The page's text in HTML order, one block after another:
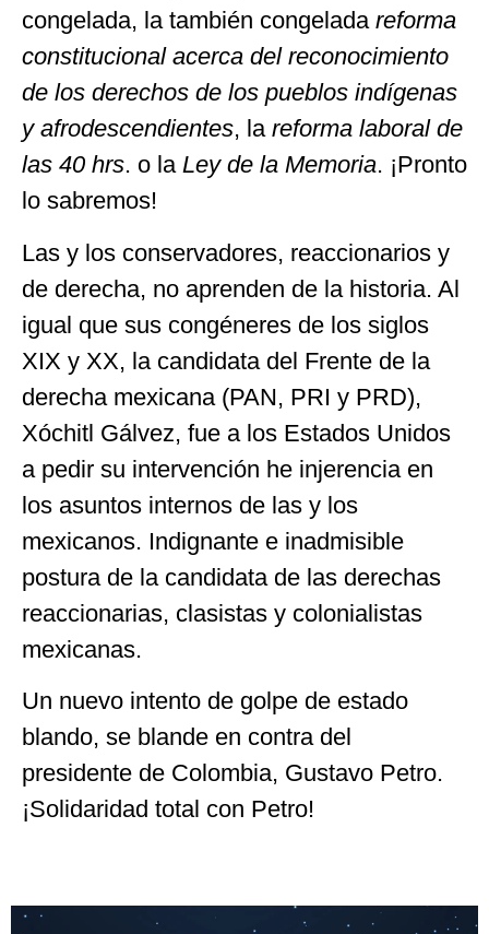
congelada, la también congelada reforma
constitucional acerca del reconocimiento
de los derechos de los pueblos indígenas
y afrodescendientes, la reforma laboral de
las 40 hrs. o la Ley de la Memoria. ¡Pronto
lo sabremos!
Las y los conservadores, reaccionarios y
de derecha, no aprenden de la historia. Al
igual que sus congéneres de los siglos
XIX y XX, la candidata del Frente de la
derecha mexicana (PAN, PRI y PRD),
Xóchitl Gálvez, fue a los Estados Unidos
a pedir su intervención he injerencia en
los asuntos internos de las y los
mexicanos. Indignante e inadmisible
postura de la candidata de las derechas
reaccionarias, clasistas y colonialistas
mexicanas.
Un nuevo intento de golpe de estado
blando, se blande en contra del
presidente de Colombia, Gustavo Petro.
¡Solidaridad total con Petro!